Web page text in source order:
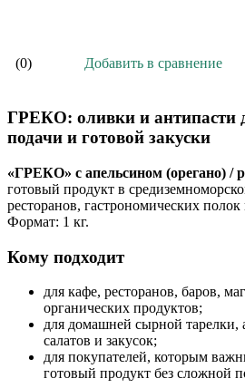
(0) Добавить в сравнение
ГРЕКО: оливки и антипасти
подачи и готовой закуски
«ГРЕКО» с апельсином (орегано) /
готовый продукт в
ресторанов, гастрономических
Формат: 1 кг.
Кому подходит
для кафе, ресторанов, баров,
органических продуктов;
для домашней сырной тарелки,
салатов и закусок;
для покупателей, которым
готовый продукт без сложной